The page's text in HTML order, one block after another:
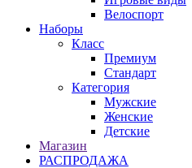
Велоспорт
Наборы
Класс
Премиум
Стандарт
Категория
Мужские
Женские
Детские
Магазин
РАСПРОДАЖА